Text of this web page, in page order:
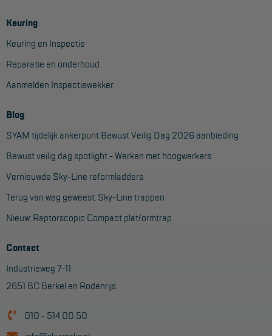
Keuring
Keuring en Inspectie
Reparatie en onderhoud
Aanmelden Inspectiewekker
Blog
SYAM tijdelijk ankerpunt Bewust Veilig Dag 2026 aanbieding
Bewust veilig dag spotlight - Werken met hoogwerkers
Vernieuwde Sky-Line reformladders
Terug van weg geweest: Sky-Line trappen
Nieuw: Raptorscopic Compact platformtrap
Contact
Industrieweg 7-11
2651 BC Berkel en Rodenrijs
010 - 514 00 50